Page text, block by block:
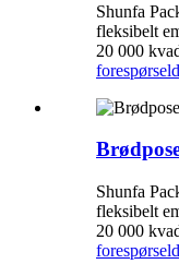
Shunfa
fleksibelt
20 000
forespørsel
Shunfa
fleksibelt
20 000
forespørsel